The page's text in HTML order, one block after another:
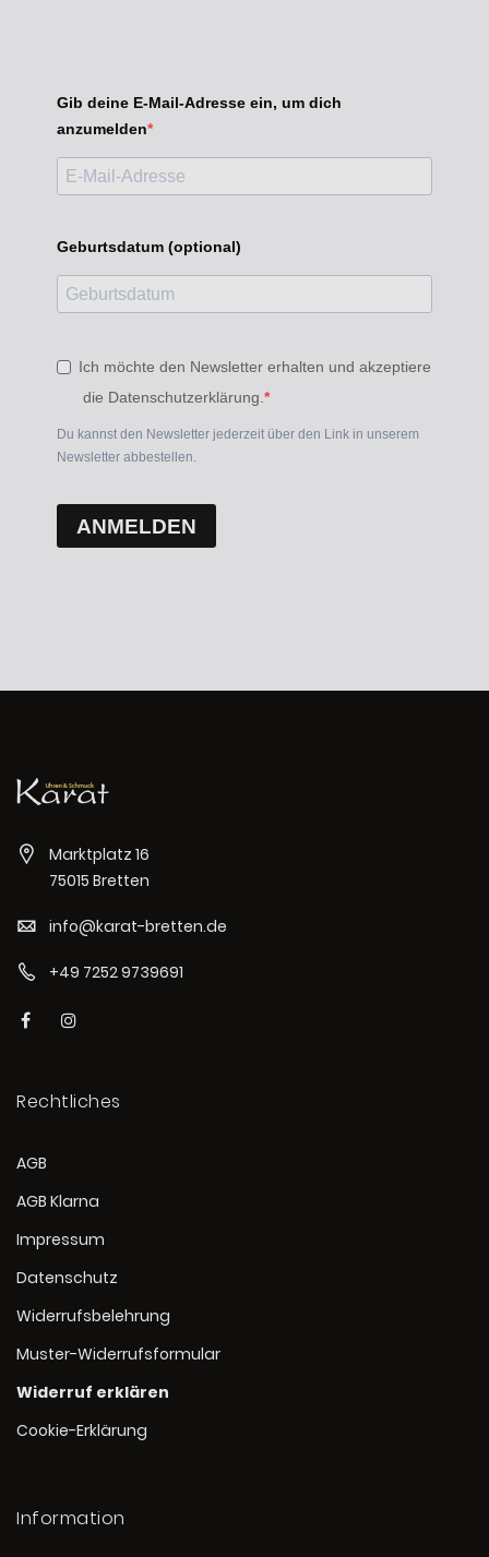
Gib deine E-Mail-Adresse ein, um dich
anzumelden
Geburtsdatum (optional)
Ich möchte den Newsletter erhalten und akzeptiere
die Datenschutzerklärung.
Du kannst den Newsletter jederzeit über den Link in unserem
Newsletter abbestellen.
ANMELDEN
Marktplatz 16
75015 Bretten
info@karat-bretten.de
+49 7252 9739691
Rechtliches
AGB
AGB Klarna
Impressum
Datenschutz
Widerrufsbelehrung
Muster-Widerrufsformular
Widerruf erklären
Cookie-Erklärung
Information